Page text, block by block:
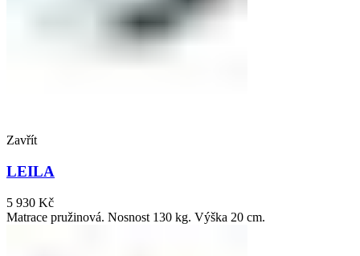
Zavřít
LEILA
5 930 Kč
Matrace pružinová. Nosnost 130 kg. Výška 20 cm.